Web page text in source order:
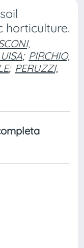
horticulture.
; PIRCHIO,
; PERUZZI,